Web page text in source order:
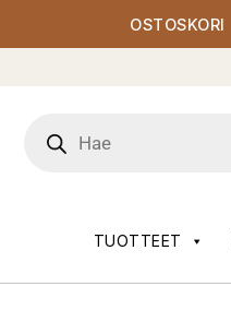
OSTOSKORI
search
TUOTTEET